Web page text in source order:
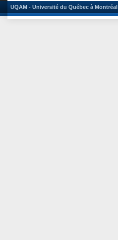
UQAM - Université du Québec à Montréal